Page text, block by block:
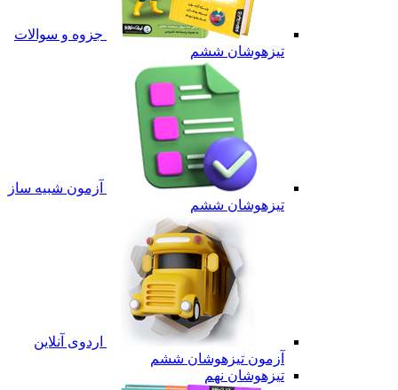
جزوه و سوالات
تیزهوشان ششم
آزمون شبیه ساز
تیزهوشان ششم
اردوی آنلاین
آزمون تیزهوشان ششم
تیزهوشان نهم